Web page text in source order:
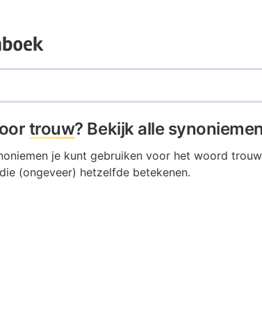
trouw? Bekijk alle synoniemen
je kunt gebruiken voor het woord
(ongeveer) hetzelfde betekenen.